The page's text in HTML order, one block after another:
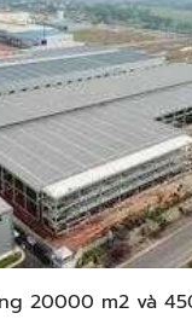
20000 m2 và